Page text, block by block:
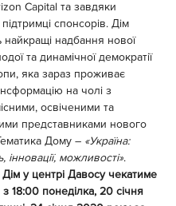
Capital та завдяки
спонсорів. Дім
найкращі надбання нової
та динамічної демократії
яка зараз проживає
на чолі з
освіченими та
представниками нового
Дому – «Україна:
інновації, можливості».
Дім у центрі Давосу чекатиме
з 18:00 понеділка, 20 січня